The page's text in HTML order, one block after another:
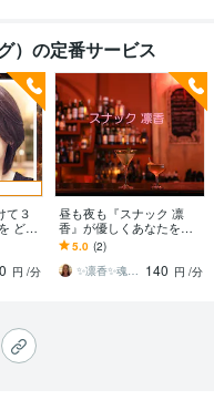
）の定番サービス
て３
どう
円 /分
昼も夜も『スナック 凛
香』が優しくあなたを癒
します あなたのお話し♡
ゆるりとふんわりお聴き
します✨
5.0 (2)
✨凛香✨魂に寄り添う癒しボイス届けます✨ 140 円 /分